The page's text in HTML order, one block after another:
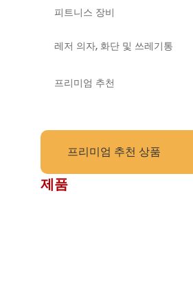
피트니스 장비
레저 의자, 화단 및 쓰레기통
프리미엄 추천
프리미엄 추천 상품
제품